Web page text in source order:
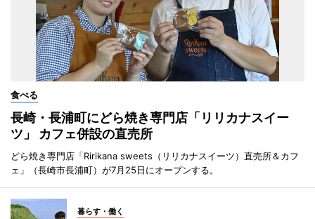
食べる
長崎・長浦町にどら焼き専門店「リリカナスイー
ツ」 カフェ併設の直売所
どら焼き専門店「Ririkana sweets（リリカナスイーツ）直売所＆カフ
ェ」（長崎市長浦町）が7月25日にオープンする。
暮らす・働く